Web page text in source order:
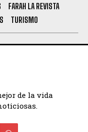
FARAH LA REVISTA
TURISMO
de la vida